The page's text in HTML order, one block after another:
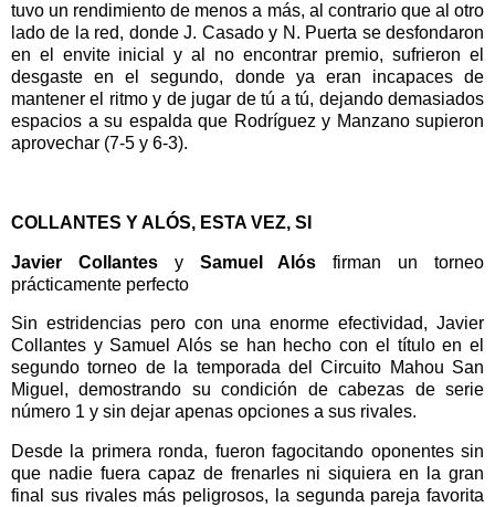
tuvo un rendimiento de menos a más, al contrario que al otro
lado de la red, donde J. Casado y N. Puerta se desfondaron
en el envite inicial y al no encontrar premio, sufrieron el
desgaste en el segundo, donde ya eran incapaces de
mantener el ritmo y de jugar de tú a tú, dejando demasiados
espacios a su espalda que Rodríguez y Manzano supieron
aprovechar (7-5 y 6-3).
COLLANTES Y ALÓS, ESTA VEZ, SI
Javier Collantesy Samuel Alós firman un torneo
prácticamente perfecto
Sin estridencias pero con una enorme efectividad, Javier
Collantes y Samuel Alós se han hecho con el título en el
segundo torneo de la temporada del Circuito Mahou San
Miguel, demostrando su condición de cabezas de serie
número 1 y sin dejar apenas opciones a sus rivales.
Desde la primera ronda, fueron fagocitando oponentes sin
que nadie fuera capaz de frenarles ni siquiera en la gran
final sus rivales más peligrosos, la segunda pareja favorita